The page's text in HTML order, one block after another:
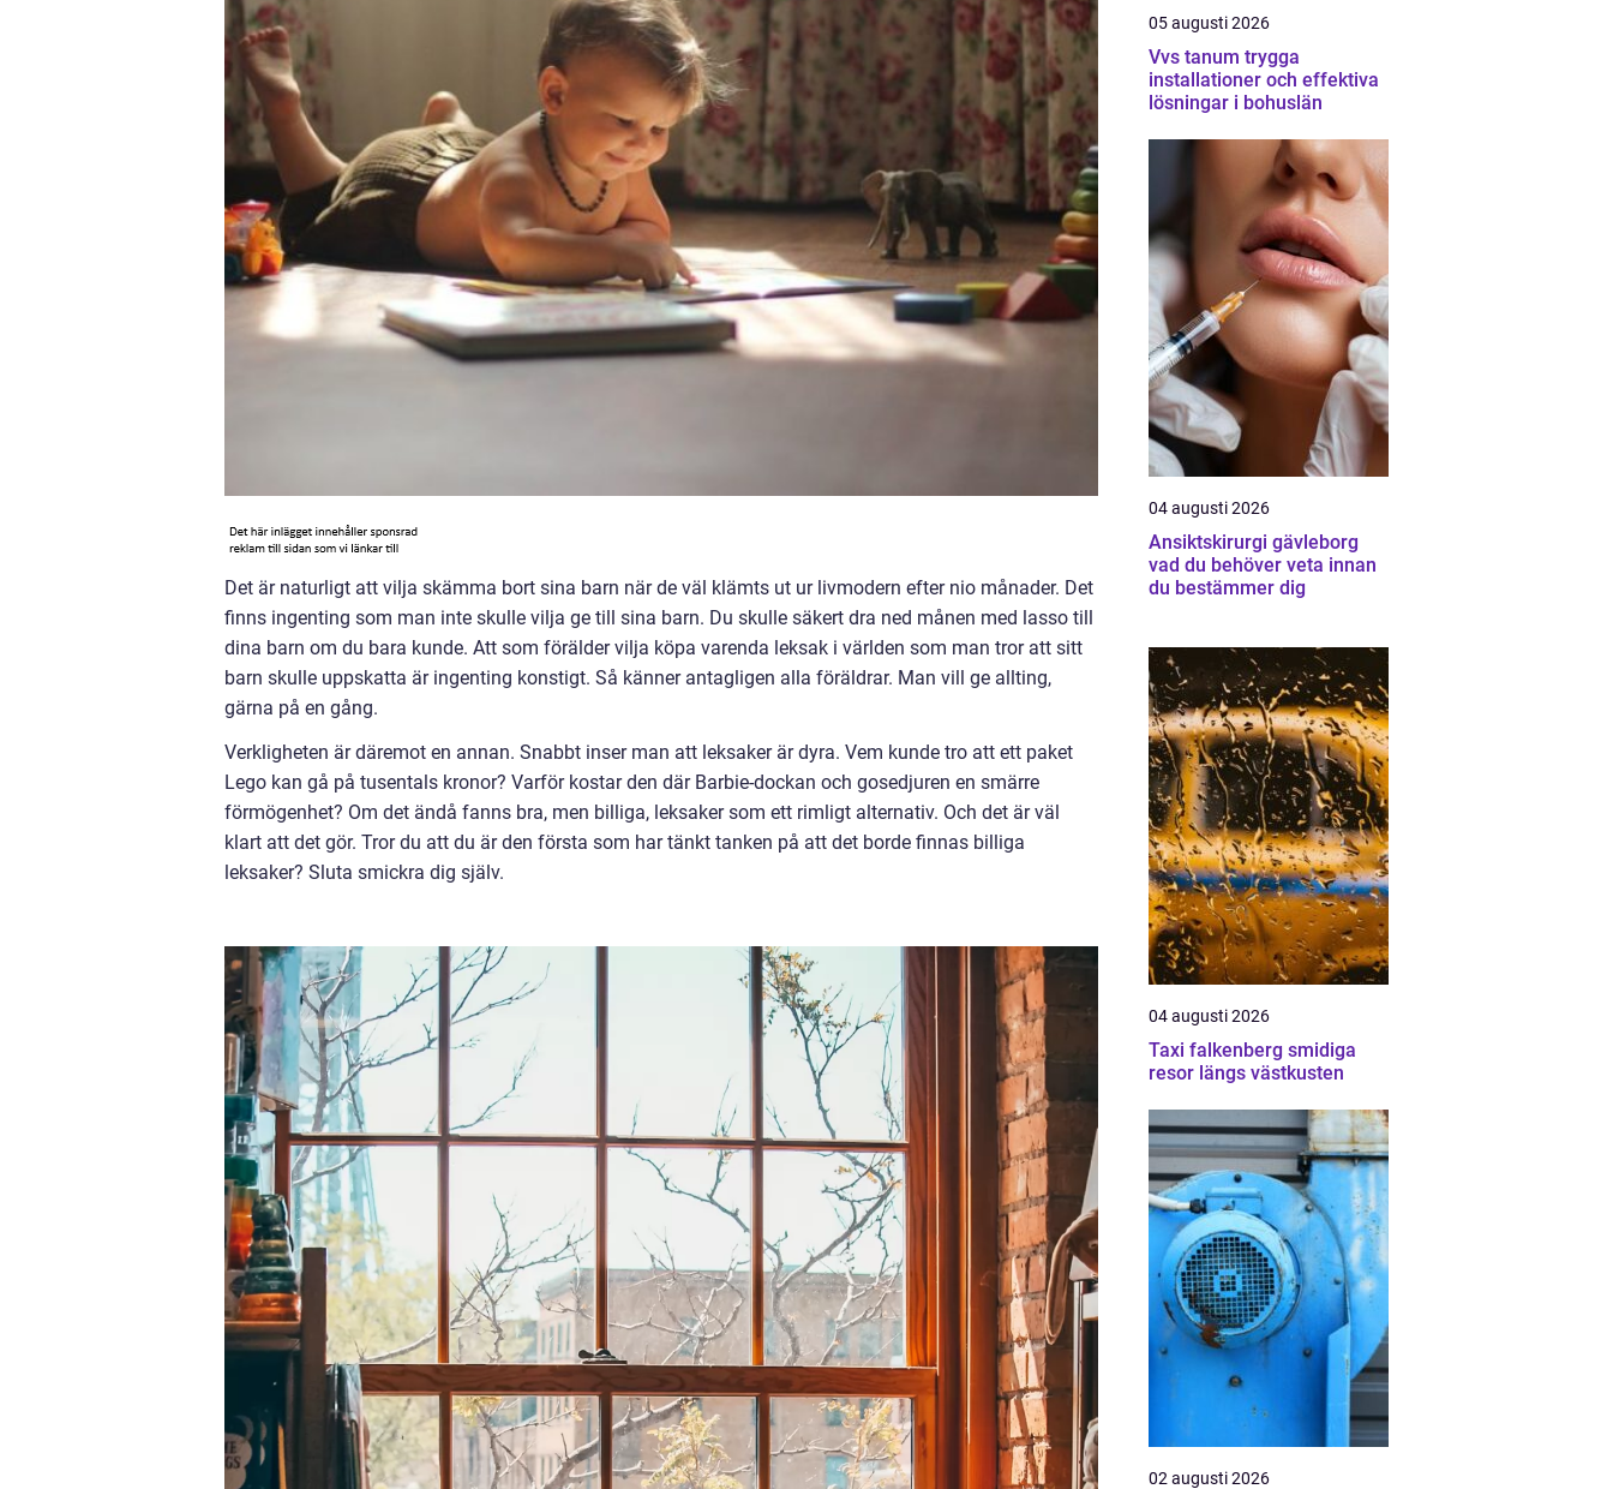
Det är naturligt att vilja skämma bort sina barn när de väl klämts ut ur livmodern efter nio månader. Det
finns ingenting som man inte skulle vilja ge till sina barn. Du skulle säkert dra ned månen med lasso till
dina barn om du bara kunde. Att som förälder vilja köpa varenda leksak i världen som man tror att sitt
barn skulle uppskatta är ingenting konstigt. Så känner antagligen alla föräldrar. Man vill ge allting,
gärna på en gång.
Verkligheten är däremot en annan. Snabbt inser man att leksaker är dyra. Vem kunde tro att ett paket
Lego kan gå på tusentals kronor? Varför kostar den där Barbie-dockan och gosedjuren en smärre
förmögenhet? Om det ändå fanns bra, men billiga, leksaker som ett rimligt alternativ. Och det är väl
klart att det gör. Tror du att du är den första som har tänkt tanken på att det borde finnas billiga
leksaker? Sluta smickra dig själv.
05 augusti 2026
Vvs tanum trygga
installationer och effektiva
lösningar i bohuslän
04 augusti 2026
Ansiktskirurgi gävleborg
vad du behöver veta innan
du bestämmer dig
04 augusti 2026
Taxi falkenberg smidiga
resor längs västkusten
02 augusti 2026